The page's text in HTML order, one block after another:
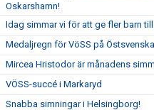
Oskarshamn!
Idag simmar vi för att ge fler barn
Medaljregn för VöSS på
Mircea Hristodor är månadens
VÖSS-succé i Markaryd
Snabba simningar i Helsingborg!